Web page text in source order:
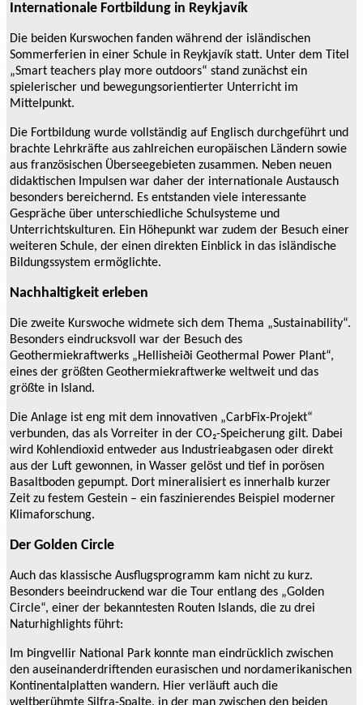
Internationale Fortbildung in Reykjavík
Die beiden Kurswochen fanden während der isländischen
Sommerferien in einer Schule in Reykjavík statt. Unter dem Titel
„Smart teachers play more outdoors“ stand zunächst ein
spielerischer und bewegungsorientierter Unterricht im
Mittelpunkt.
Die Fortbildung wurde vollständig auf Englisch durchgeführt und
brachte Lehrkräfte aus zahlreichen europäischen Ländern sowie
aus französischen Überseegebieten zusammen. Neben neuen
didaktischen Impulsen war daher der internationale Austausch
besonders bereichernd. Es entstanden viele interessante
Gespräche über unterschiedliche Schulsysteme und
Unterrichtskulturen. Ein Höhepunkt war zudem der Besuch einer
weiteren Schule, der einen direkten Einblick in das isländische
Bildungssystem ermöglichte.
Nachhaltigkeit erleben
Die zweite Kurswoche widmete sich dem Thema „Sustainability“.
Besonders eindrucksvoll war der Besuch des
Geothermiekraftwerks „Hellisheiði Geothermal Power Plant“,
eines der größten Geothermiekraftwerke weltweit und das
größte in Island.
Die Anlage ist eng mit dem innovativen „CarbFix-Projekt“
verbunden, das als Vorreiter in der CO₂-Speicherung gilt. Dabei
wird Kohlendioxid entweder aus Industrieabgasen oder direkt
aus der Luft gewonnen, in Wasser gelöst und tief in porösen
Basaltboden gepumpt. Dort mineralisiert es innerhalb kurzer
Zeit zu festem Gestein – ein faszinierendes Beispiel moderner
Klimaforschung.
Der Golden Circle
Auch das klassische Ausflugsprogramm kam nicht zu kurz.
Besonders beeindruckend war die Tour entlang des „Golden
Circle“, einer der bekanntesten Routen Islands, die zu drei
Naturhighlights führt:
Im Þingvellir National Park konnte man eindrücklich zwischen
den auseinanderdriftenden eurasischen und nordamerikanischen
Kontinentalplatten wandern. Hier verläuft auch die